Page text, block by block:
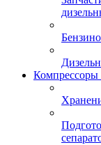
Компрессоры